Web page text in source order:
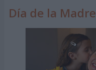
Día de la Madre